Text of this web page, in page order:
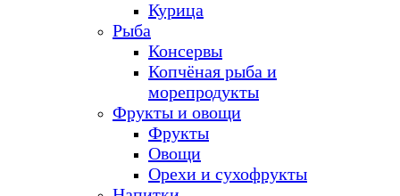
Курица
Рыба
Консервы
Копчёная рыба и
морепродукты
Фрукты и овощи
Фрукты
Овощи
Орехи и сухофрукты